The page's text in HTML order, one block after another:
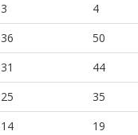
3
4
36
50
31
44
25
35
14
19